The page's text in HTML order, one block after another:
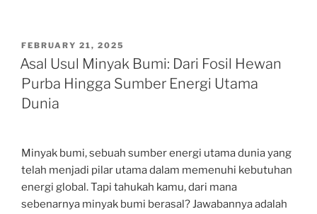
POSTED
ON
FEBRUARY 21, 2025
Asal Usul Minyak Bumi: Dari Fosil Hewan
Purba Hingga Sumber Energi Utama
Dunia
Minyak bumi, sebuah sumber energi utama dunia yang
telah menjadi pilar utama dalam memenuhi kebutuhan
energi global. Tapi tahukah kamu, dari mana
sebenarnya minyak bumi berasal? Jawabannya adalah